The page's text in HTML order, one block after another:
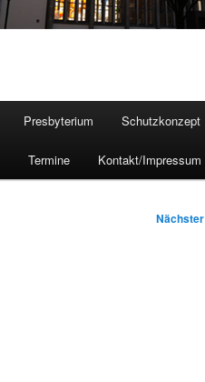
Presbyterium Schutzkonzept
Termine Kontakt/Impressum
Nächster